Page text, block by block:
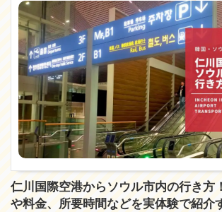
仁川国際空港からソウル市内の行き方
や料金、所要時間などを実体験で紹介